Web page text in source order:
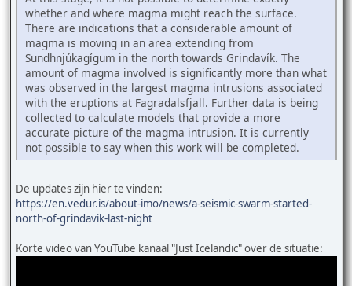
whether and where magma might reach the surface.
There are indications that a considerable amount of
magma is moving in an area extending from
Sundhnjúkagígum in the north towards Grindavík. The
amount of magma involved is significantly more than what
was observed in the largest magma intrusions associated
with the eruptions at Fagradalsfjall. Further data is being
collected to calculate models that provide a more
accurate picture of the magma intrusion. It is currently
not possible to say when this work will be completed.
De updates zijn hier te vinden:
https://en.vedur.is/about-imo/news/a-seismic-swarm-started-
north-of-grindavik-last-night
Korte video van YouTube kanaal "Just Icelandic" over de situatie: